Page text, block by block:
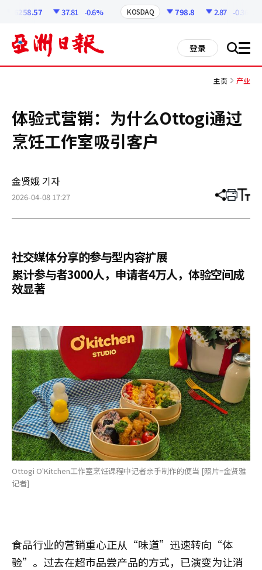
6258.57 37.81 -0.6% KOSDAQ 798.8 2.87 -0.36%
登录 搜 all
主页 产业
体验式营销：为什么Ottogi通过
烹饪工作室吸引客户
金贤娥 기자
2026-04-08 17:27 分
章
打 调
小
社交媒体分享的参与型内容扩展
累计参与者3000人，申请者4万人，体验空间成
效显著
Ottogi O'Kitchen工作室烹饪课程中记者亲手制作的便当 [照片=金贤雅
记者]
食品行业的营销重心正从“味道”迅速转向“体
验”。过去在超市品尝产品的方式，已演变为让消